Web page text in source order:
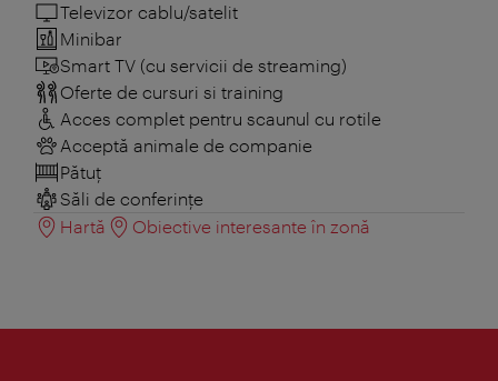
Televizor cablu/satelit
Minibar
Smart TV (cu servicii de streaming)
Oferte de cursuri si training
Acces complet pentru scaunul cu rotile
Acceptă animale de companie
Pătuţ
Săli de conferințe
Hartă
Obiective interesante în zonă